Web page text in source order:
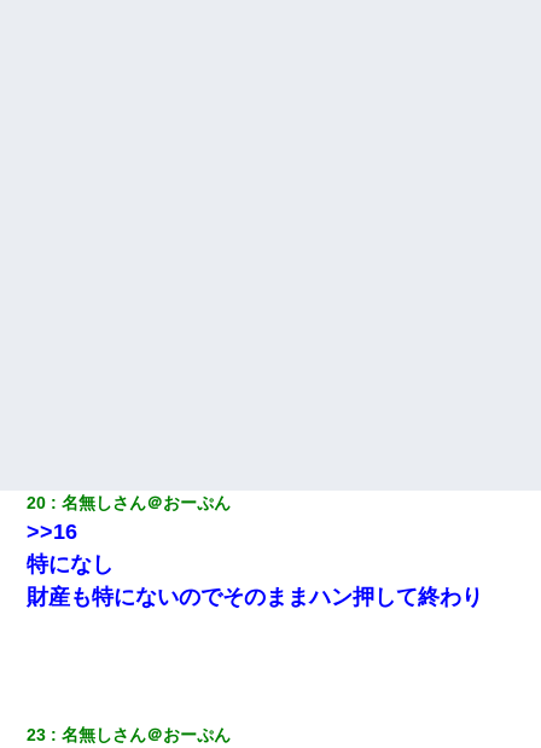
20 名無しさん＠おーぷん
>>16
特になし
財産も特にないのでそのままハン押して終わり
23 名無しさん＠おーぷん